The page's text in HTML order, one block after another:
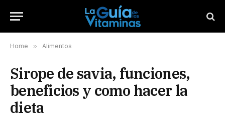
Home » Alimentos
Sirope de savia, funciones,
beneficios y como hacer la
dieta